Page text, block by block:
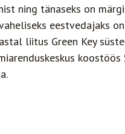
ning tänaseks on
eestvedajaks
liitus Green Key
koostöös